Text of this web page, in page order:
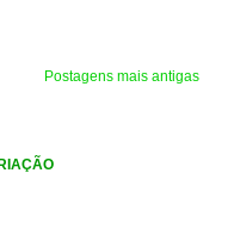
Postagens mais antigas